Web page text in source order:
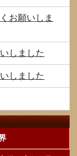
お願いしま
しました
しました